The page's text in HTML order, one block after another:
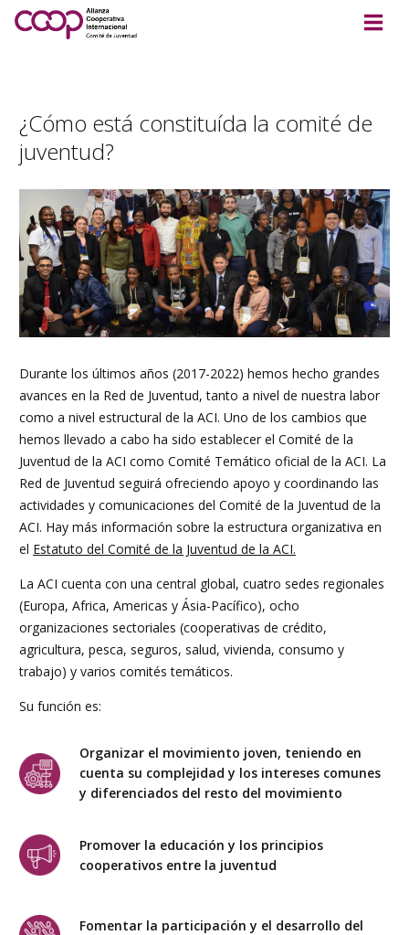
¿Cómo está constituída la comité de
juventud?
Durante los últimos años (2017-2022) hemos hecho grandes
avances en la Red de Juventud, tanto a nivel de nuestra labor
como a nivel estructural de la ACI. Uno de los cambios que
hemos llevado a cabo ha sido establecer el Comité de la
Juventud de la ACI como Comité Temático oficial de la ACI. La
Red de Juventud seguirá ofreciendo apoyo y coordinando las
actividades y comunicaciones del Comité de la Juventud de la
ACI. Hay más información sobre la estructura organizativa en
el Estatuto del Comité de la Juventud de la ACI.
La ACI cuenta con una central global, cuatro sedes regionales
(Europa, Africa, Americas y Ásia-Pacífico), ocho
organizaciones sectoriales (cooperativas de crédito,
agricultura, pesca, seguros, salud, vivienda, consumo y
trabajo) y varios comités temáticos.
Su función es:
Organizar el movimiento joven, teniendo en
cuenta su complejidad y los intereses comunes
y diferenciados del resto del movimiento
Promover la educación y los principios
cooperativos entre la juventud
Fomentar la participación y el desarrollo del